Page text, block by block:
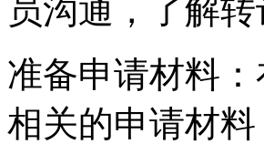
员沟通，了解
准备申请材料‌
相关的申请材